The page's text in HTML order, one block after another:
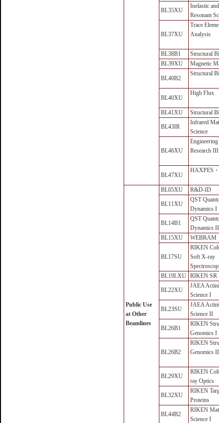
BL35XU
Inelastic
Resonant
BL37XU
Trace
Analysis
BL38B1
Structural
BL39XU
Magnetic
BL40B2
Structural
BL40XU
High Flux
BL41XU Structural
BL43IR
Infrared
Science
BL46XU
Engineering
Research III
BL47XU
HAXPES
Public Use
at Other
Beamlines
BL05XU R&D-ID
BL11XU
QST
Dynamics I
BL14B1
QST
Dynamics II
BL15XU
WEBRAM
BL17SU
RIKEN
Soft X-ray
BL19LXU RIKEN SR
BL22XU
JAEA
Science I
BL23SU
JAEA
Science II
BL26B1
RIKEN
Genomics I
BL26B2
RIKEN
Genomics II
BL29XU
RIKEN
ray Optics
BL32XU
RIKEN
Proteins
BL44B2
RIKEN
Science I